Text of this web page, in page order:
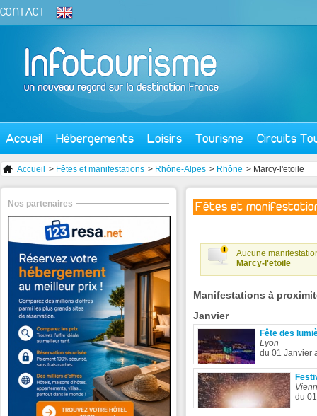
CONTACT -
Accueil Hébergements Loisirs Tourisme Circuits
Accueil > Fêtes et manifestations > Rhône-Alpes > Rhône > Marcy-l'etoile
Fêtes et
Aucune
Marcy-l'etoile
Manifestations à
Janvier
Fête des
Lyon
du 01 Janvier
du
Nos partenaires